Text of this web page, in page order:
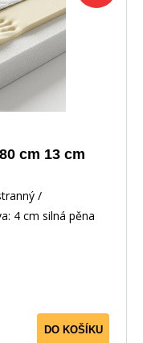
cm 13 cm
/
4 cm silná pěna
DO KOŠÍKU